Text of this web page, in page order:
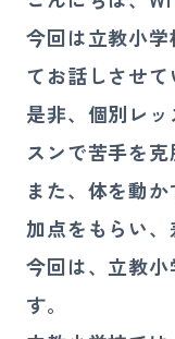
受付時間
今回は立教小
てお話しさせて
是非、個別レ
スンで苦手を克
また、体を動
加点をもらい、
今回は、立教
す。